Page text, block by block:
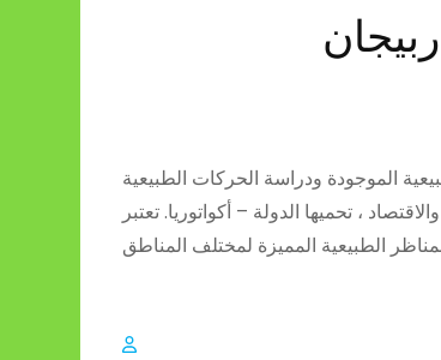
الموجودة ودراسة الحركات الطبيعية
، تحميها الدولة – أكواتوريا. تعتبر